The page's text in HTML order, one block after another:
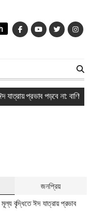
পড়বে না: বাণিজ্যমন্ত্রী
জনপ্রিয়
মূল্য বৃদ্ধিতে ঈদ যাত্রায় প্রভাব